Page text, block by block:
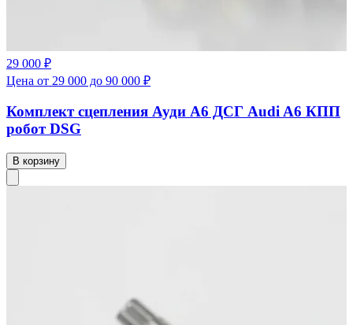
29 000 ₽
Цена от 29 000 до 90 000 ₽
Комплект сцепления Ауди А6 ДСГ Audi A6 КПП
робот DSG
В корзину